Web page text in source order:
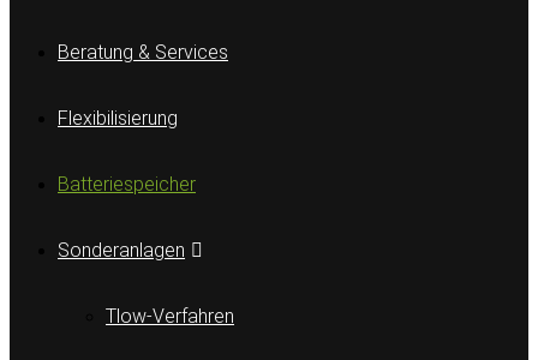
Beratung & Services
Flexibilisierung
Batteriespeicher
Sonderanlagen
Tlow-Verfahren